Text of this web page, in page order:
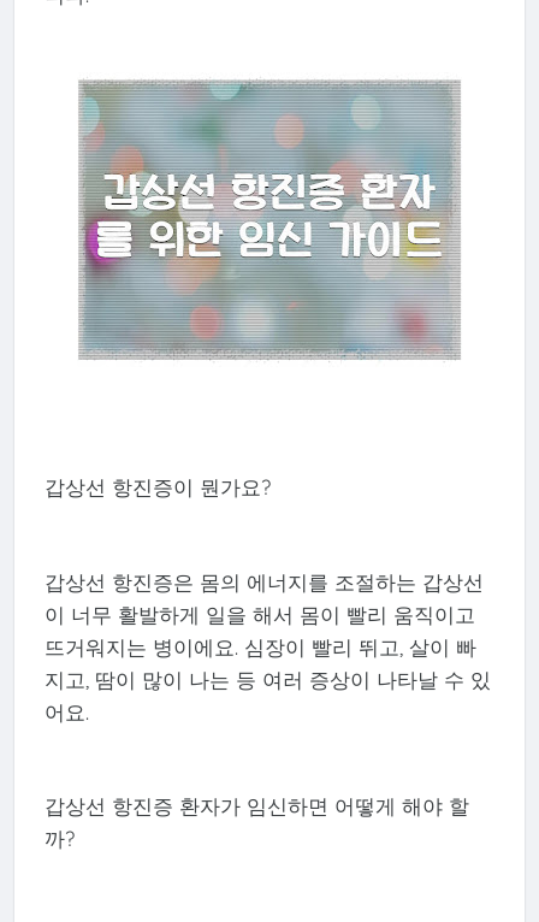
갑상선 항진증이 뭔가요?
갑상선 항진증은 몸의 에너지를 조절하는 갑상선
이 너무 활발하게 일을 해서 몸이 빨리 움직이고
뜨거워지는 병이에요. 심장이 빨리 뛰고, 살이 빠
지고, 땀이 많이 나는 등 여러 증상이 나타날 수 있
어요.
갑상선 항진증 환자가 임신하면 어떻게 해야 할
까?